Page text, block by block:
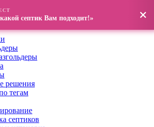
решения
тегам
септиков
септик Вам подходит!»